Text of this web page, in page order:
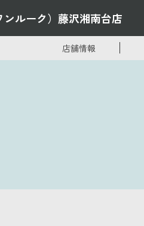
ルーク） 藤沢湘南台店
店舗情報